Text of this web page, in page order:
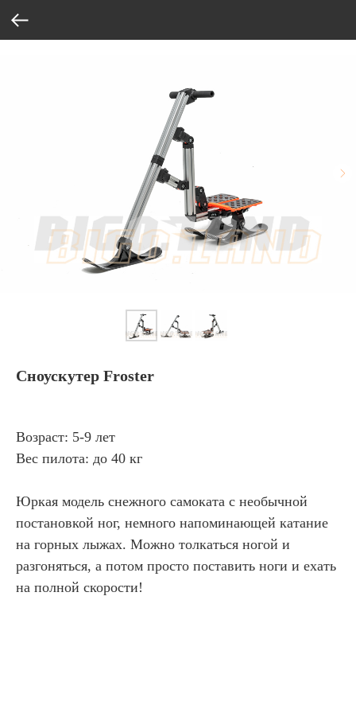
Сноускутер Froster
Возраст: 5-9 лет
Вес пилота: до 40 кг
Юркая модель снежного самоката с необычной
постановкой ног, немного напоминающей катание
на горных лыжах. Можно толкаться ногой и
разгоняться, а потом просто поставить ноги и ехать
на полной скорости!